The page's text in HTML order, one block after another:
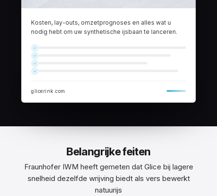
Kosten, lay-outs, omzetprognoses en alles wat u
nodig hebt om uw synthetische ijsbaan te lanceren.
glicerink.com
Belangrijke feiten
Fraunhofer IWM heeft gemeten dat Glice bij lagere
snelheid dezelfde wrijving biedt als vers bewerkt
natuurijs